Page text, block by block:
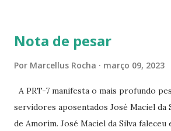
☆CINE VIP CLUBE RUA 24 DE MAIO
Nota de pesar
Por Marcellus Rocha março 09, 2023
A PRT-7 manifesta o mais profundo
servidores aposentados José Maciel da
de Amorim. José Maciel da Silva faleceu